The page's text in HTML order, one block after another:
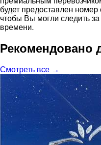
будет предоставлен
чтобы Вы могли следить
времени.
Рекомендовано
Смотреть все →